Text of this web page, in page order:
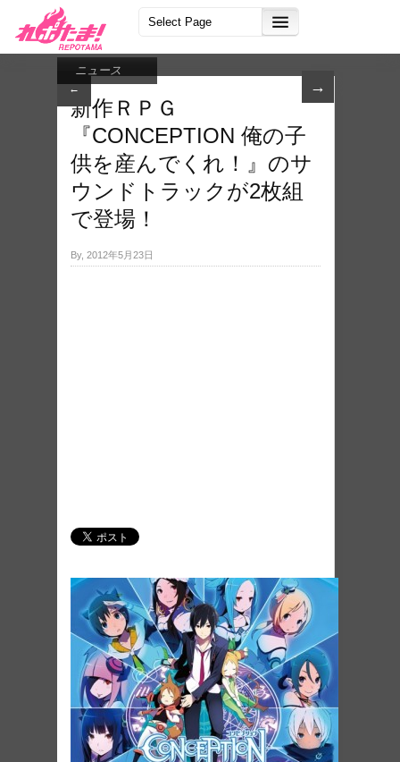
← →
ニュース
新作ＲＰＧ
『CONCEPTION 俺の子
供を産んでくれ！』のサ
ウンドトラックが2枚組
で登場！
By, 2012年5月23日